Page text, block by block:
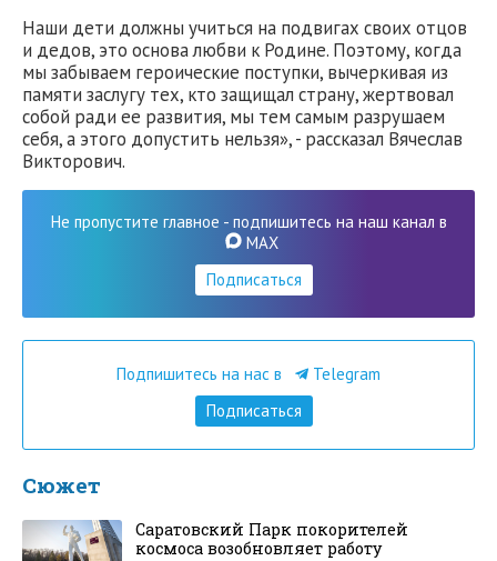
Наши дети должны учиться на подвигах своих отцов
и дедов, это основа любви к Родине. Поэтому, когда
мы забываем героические поступки, вычеркивая из
памяти заслугу тех, кто защищал страну, жертвовал
собой ради ее развития, мы тем самым разрушаем
себя, а этого допустить нельзя», - рассказал Вячеслав
Викторович.
Не пропустите главное - подпишитесь на наш канал в
MAX
Подписаться
Подпишитесь на нас в
Telegram
Подписаться
Сюжет
Саратовский Парк покорителей
космоса возобновляет работу